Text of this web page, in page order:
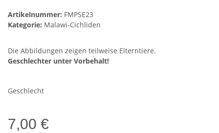
Artikelnummer: FMPSE23
Kategorie: Malawi-Cichliden
Die Abbildungen zeigen teilweise Elterntiere.
Geschlechter unter Vorbehalt!
Geschlecht
7,00 €